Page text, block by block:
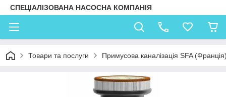
СПЕЦІАЛІЗОВАНА НАСОСНА КОМПАНІЯ
Товари та послуги Примусова каналізація SFA